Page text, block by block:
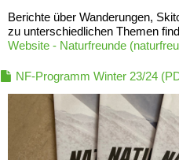
Berichte über Wanderungen,
zu unterschiedlichen Themen
Website - Naturfreunde
NF-Programm Winter 23/24